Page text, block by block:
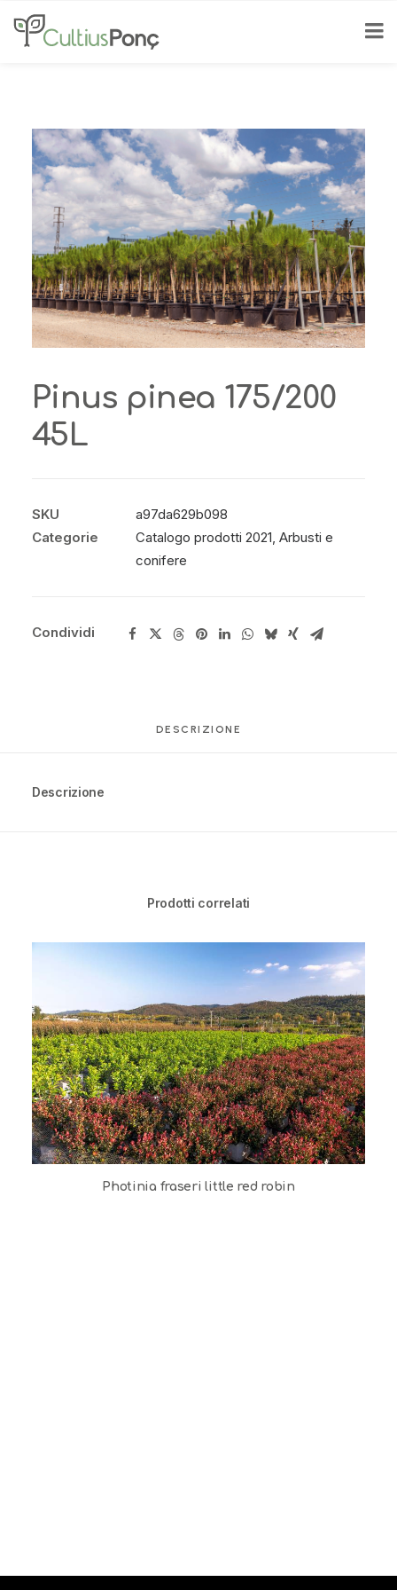
Pinus pinea 175/200
45L
SKU
a97da629b098
Categorie
Catalogo prodotti 2021, Arbusti e
conifere
Condividi
DESCRIZIONE
Descrizione
Prodotti correlati
Photinia fraseri little red robin